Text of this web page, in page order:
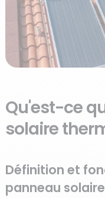
Qu'est-ce
solaire
Définition et
panneau